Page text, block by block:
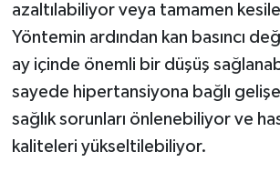
azaltılabiliyor veya tamamen
Yöntemin ardından kan basıncı
ay içinde önemli bir düşüş
sayede hipertansiyona bağlı
sağlık sorunları önlenebiliyor ve
kaliteleri yükseltilebiliyor.